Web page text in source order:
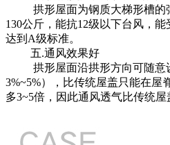
拱形屋面为钢质大梯形槽的
130公斤，能抗12级以下台风，
达到A级标准。
五.通风效果好
拱形屋面沿拱形方向可随意
3%~5%），比传统屋盖只能在屋
多3~5倍，因此通风透气比传统屋